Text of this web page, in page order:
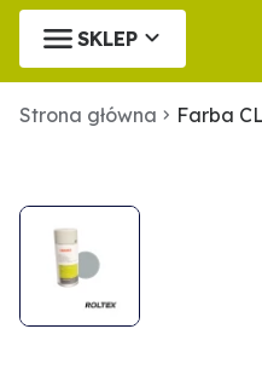
SKLEP
Strona główna Farba